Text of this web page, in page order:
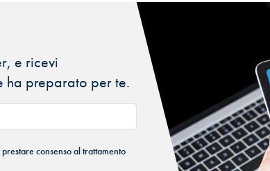
e ricevi
ha preparato per te.
consenso al trattamento